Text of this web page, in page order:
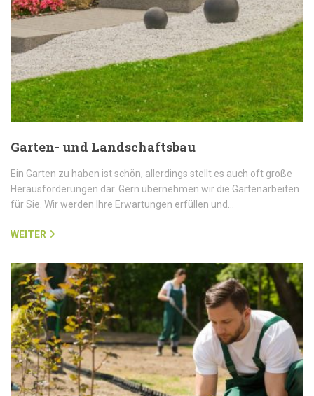
Garten- und Landschaftsbau
Ein Garten zu haben ist schön, allerdings stellt es auch oft große
Herausforderungen dar. Gern übernehmen wir die Gartenarbeiten
für Sie. Wir werden Ihre Erwartungen erfüllen und…
WEITER